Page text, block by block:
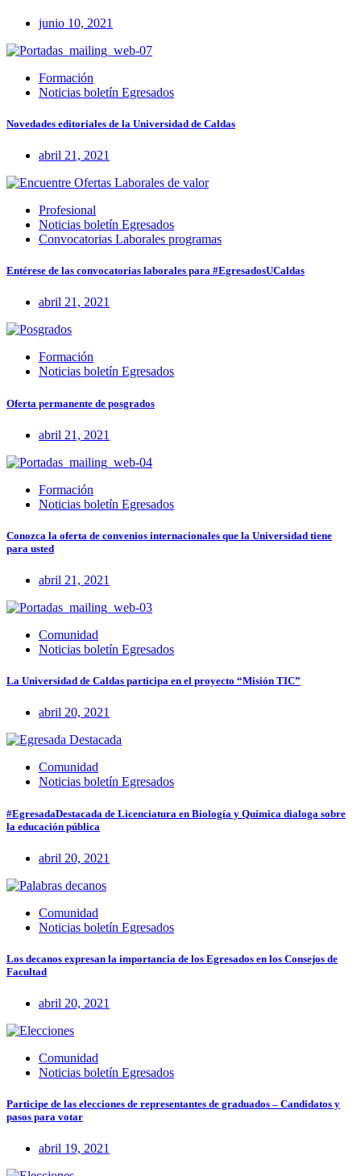
junio 10, 2021
Formación
Noticias boletín Egresados
Novedades editoriales de la Universidad de Caldas
abril 21, 2021
Profesional
Noticias boletín Egresados
Convocatorias Laborales programas
Entérese de las convocatorias laborales para #EgresadosUCaldas
abril 21, 2021
Formación
Noticias boletín Egresados
Oferta permanente de posgrados
abril 21, 2021
Formación
Noticias boletín Egresados
Conozca la oferta de convenios internacionales que la Universidad tiene
para usted
abril 21, 2021
Comunidad
Noticias boletín Egresados
La Universidad de Caldas participa en el proyecto “Misión TIC”
abril 20, 2021
Comunidad
Noticias boletín Egresados
#EgresadaDestacada de Licenciatura en Biología y Química dialoga sobre
la educación pública
abril 20, 2021
Comunidad
Noticias boletín Egresados
Los decanos expresan la importancia de los Egresados en los Consejos de
Facultad
abril 20, 2021
Comunidad
Noticias boletín Egresados
Participe de las elecciones de representantes de graduados – Candidatos y
pasos para votar
abril 19, 2021